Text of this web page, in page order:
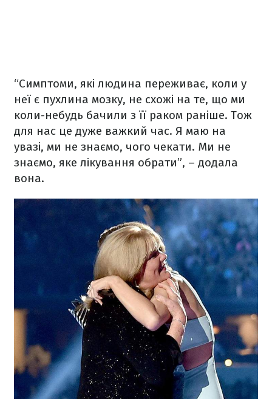
“Симптоми, які людина переживає, коли у
неї є пухлина мозку, не схожі на те, що ми
коли-небудь бачили з її раком раніше. Тож
для нас це дуже важкий час. Я маю на
увазі, ми не знаємо, чого чекати. Ми не
знаємо, яке лікування обрати”, – додала
вона.